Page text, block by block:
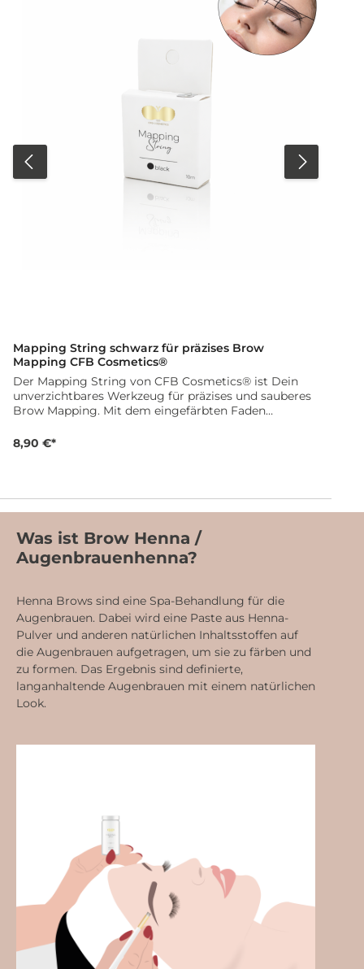
Augenbrauen Pinzette Profi No 7 Black Edition
Mapping String schwarz für präzises Brow
Mapping CFB Cosmetics®
Der Mapping String von CFB Cosmetics® ist Dein
unverzichtbares Werkzeug für präzises und sauberes
Brow Mapping. Mit dem eingefärbten Faden
Haut, um Form, Symmetrie und Verlauf der
So arbeitest Du strukturiert, kontrolliert und erzielst
gleichmäßige Ergebnisse bei jeder Kundin. Dank der
großzügigen Länge von 10 Metern ist der Mapping
String besonders ergiebig und ideal für den
professionellen Studioalltag. Perfekt geeignet für
Eingefärbter Faden für präzises Brow Mapping Klare
Linienführung für perfekte Symmetrie Einfache und
saubere Anwendung Hohe Ergiebigkeit durch 10
Meter Länge Ideal für Microblading, PMU und Henna
Brows Lieferumfang 1 x Mapping String schwarz ca.
10 Meter
8,90 €*
Was ist Brow Henna /
Augenbrauenhenna?
Henna Brows sind eine Spa-Behandlung für die
Augenbrauen. Dabei wird eine Paste aus Henna-
Pulver und anderen natürlichen Inhaltsstoffen auf
die Augenbrauen aufgetragen, um sie zu färben und
zu formen. Das Ergebnis sind definierte,
langanhaltende Augenbrauen mit einem natürlichen
Look.